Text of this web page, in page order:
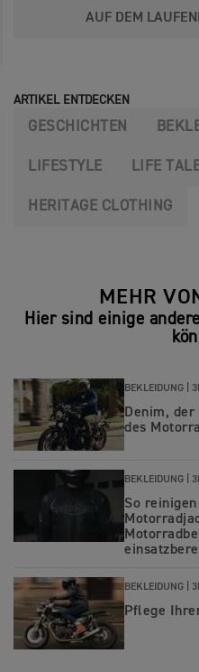
AUF DEM
ARTIKEL ENTDECKEN
GESCHICHTEN
LIFESTYLE LIFE
HERITAGE CLOTHING
MEHR
Hier sind einige
BEKLEIDUNG |
Denim, der
des
BEKLEIDUNG |
So
BEKLEIDUNG |
Pflege